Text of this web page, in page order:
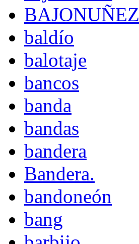
BAJONUÑEZ
baldío
balotaje
bancos
banda
bandas
bandera
Bandera.
bandoneón
bang